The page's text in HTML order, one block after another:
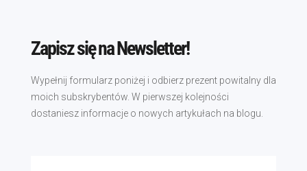
Zapisz się na Newsletter!
Wypełnij formularz poniżej i odbierz prezent powitalny dla
moich subskrybentów. W pierwszej kolejności
dostaniesz informacje o nowych artykułach na blogu.